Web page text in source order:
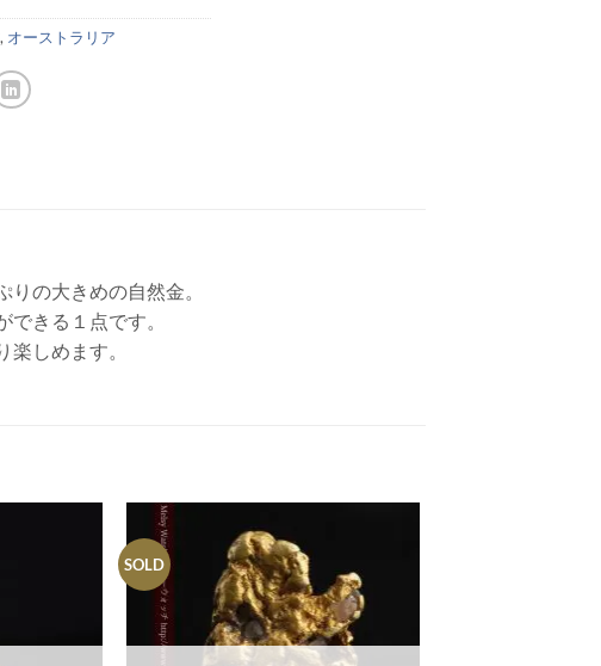
, オーストラリア
の大きめの自然金。
きる１点です。
しめます。
SOLD